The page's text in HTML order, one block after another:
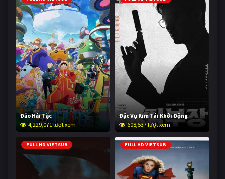
Đảo Hải Tặc
4,229,071 lượt xem
Đặc Vụ Kim Tái Khởi Động
608,537 lượt xem
FULL HD VIETSUB FULL HD VIETSUB